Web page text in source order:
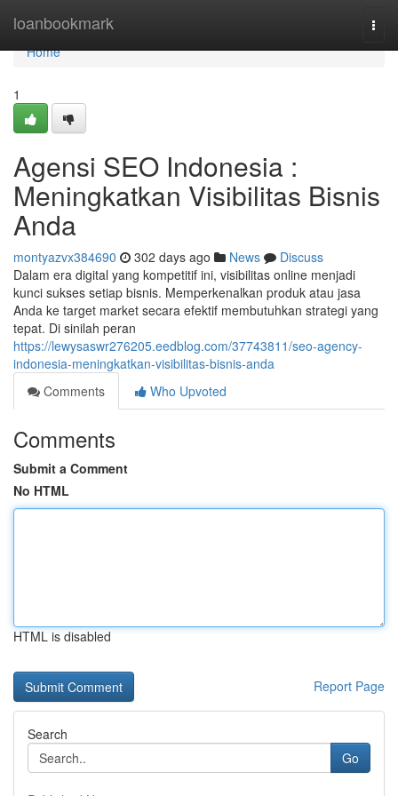
loanbookmark
Home
Home
1
Agensi SEO Indonesia :
Meningkatkan Visibilitas Bisnis
Anda
montyazvx384690 302 days ago News
Discuss
Dalam era digital yang kompetitif ini, visibilitas online menjadi
kunci sukses setiap bisnis. Memperkenalkan produk atau jasa
Anda ke target market secara efektif membutuhkan strategi yang
tepat. Di sinilah peran
https://lewysaswr276205.eedblog.com/37743811/seo-agency-
indonesia-meningkatkan-visibilitas-bisnis-anda
Comments
Who Upvoted
Comments
Submit a Comment
No HTML
HTML is disabled
Report Page
Search
Go